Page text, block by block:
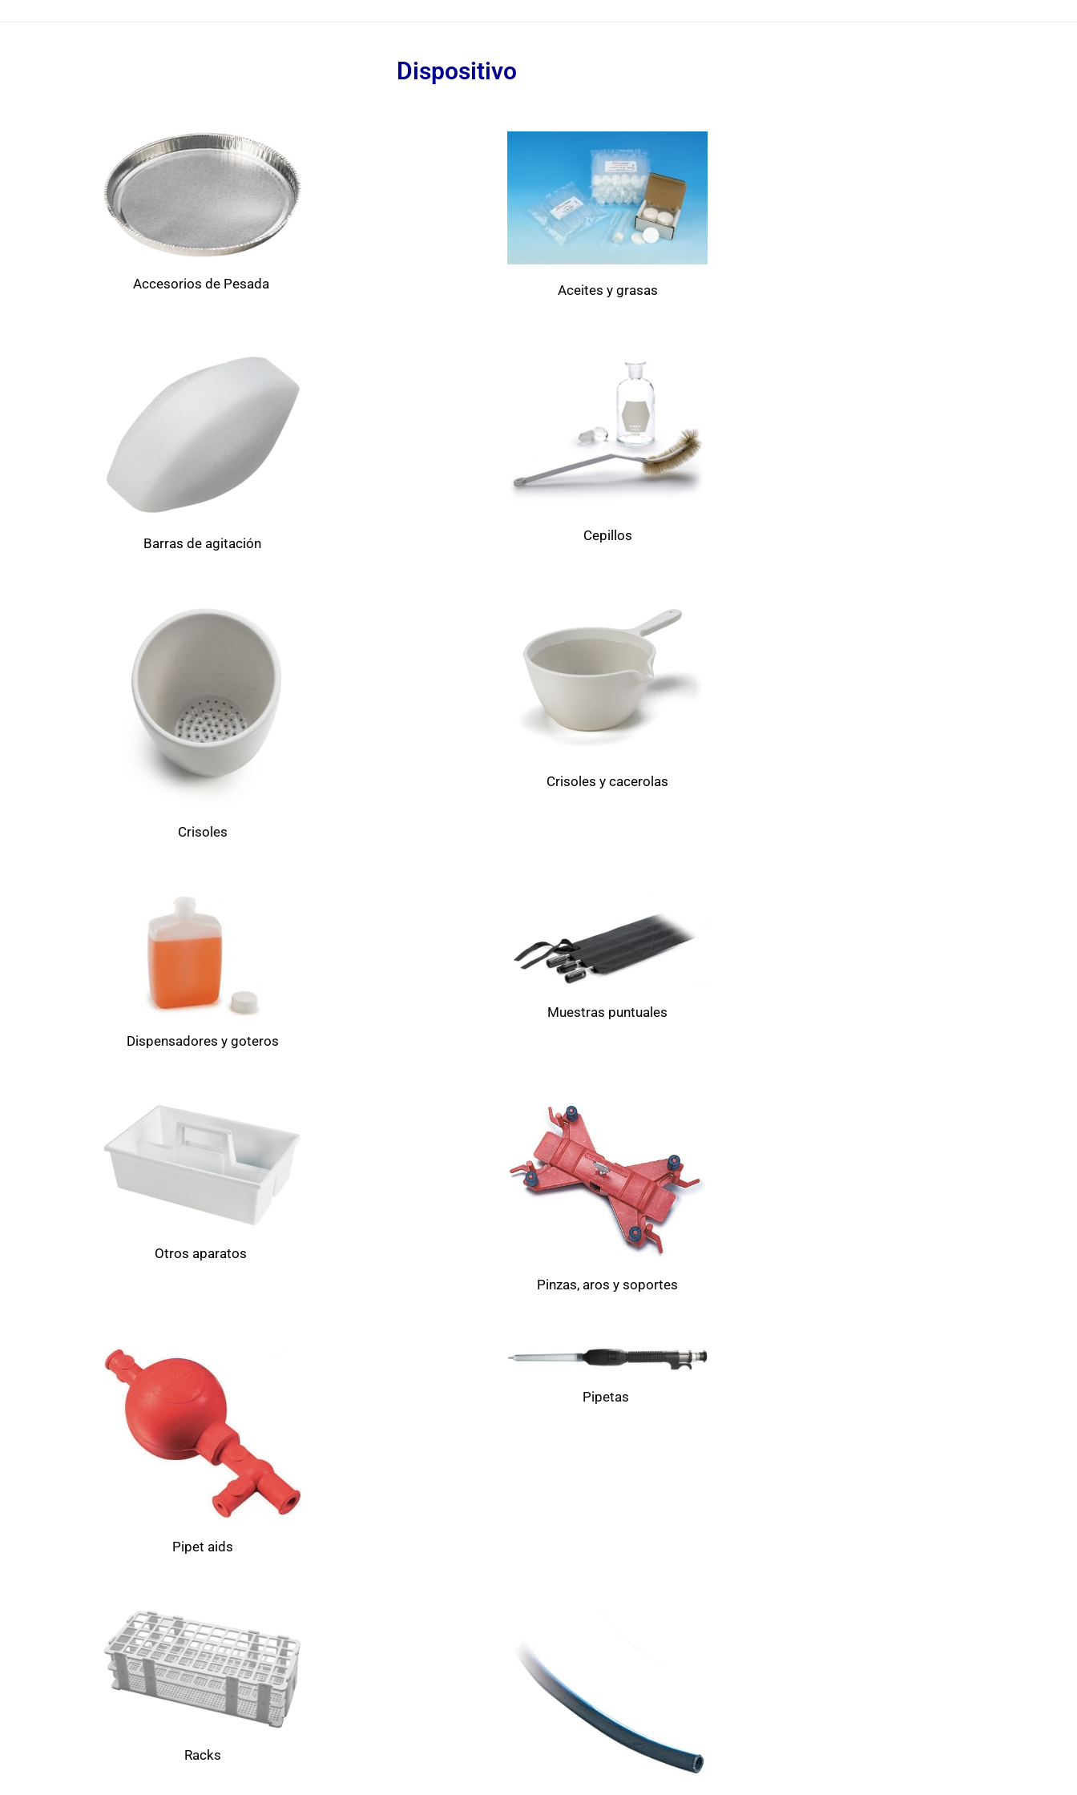
Dispositivo
Accesorios de Pesada Aceites y grasas
Barras de agitación Cepillos
Crisoles
Crisoles y cacerolas
Dispensadores y goteros
Muestras puntuales
Otros aparatos
Pinzas, aros y soportes
Pipet aids
Pipetas
Racks